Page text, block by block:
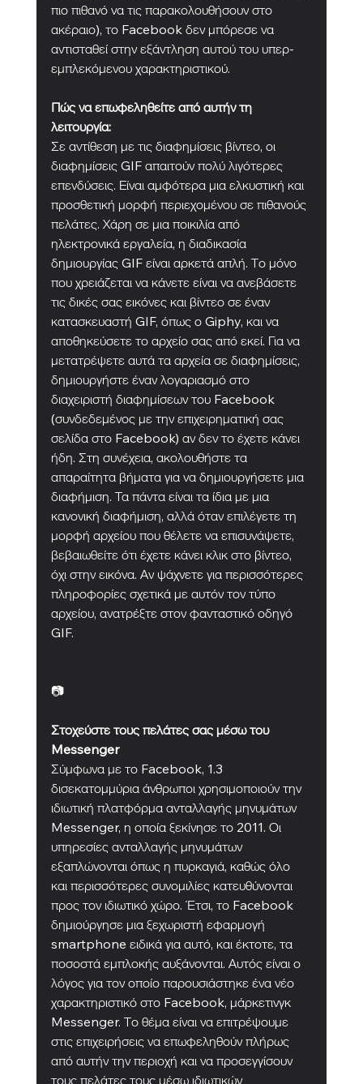
πιο πιθανό να τις παρακολουθήσουν στο
ακέραιο), το Facebook δεν μπόρεσε να
αντισταθεί στην εξάντληση αυτού του υπερ-
εμπλεκόμενου χαρακτηριστικού.
Πώς να επωφεληθείτε από αυτήν τη
λειτουργία:
Σε αντίθεση με τις διαφημίσεις βίντεο, οι
διαφημίσεις GIF απαιτούν πολύ λιγότερες
επενδύσεις. Είναι αμφότερα μια ελκυστική και
προσθετική μορφή περιεχομένου σε πιθανούς
πελάτες. Χάρη σε μια ποικιλία από
ηλεκτρονικά εργαλεία, η διαδικασία
δημιουργίας GIF είναι αρκετά απλή. Το μόνο
που χρειάζεται να κάνετε είναι να ανεβάσετε
τις δικές σας εικόνες και βίντεο σε έναν
κατασκευαστή GIF, όπως ο Giphy, και να
αποθηκεύσετε το αρχείο σας από εκεί. Για να
μετατρέψετε αυτά τα αρχεία σε διαφημίσεις,
δημιουργήστε έναν λογαριασμό στο
διαχειριστή διαφημίσεων του Facebook
(συνδεδεμένος με την επιχειρηματική σας
σελίδα στο Facebook) αν δεν το έχετε κάνει
ήδη. Στη συνέχεια, ακολουθήστε τα
απαραίτητα βήματα για να δημιουργήσετε μια
διαφήμιση. Τα πάντα είναι τα ίδια με μια
κανονική διαφήμιση, αλλά όταν επιλέγετε τη
μορφή αρχείου που θέλετε να επισυνάψετε,
βεβαιωθείτε ότι έχετε κάνει κλικ στο βίντεο,
όχι στην εικόνα. Αν ψάχνετε για περισσότερες
πληροφορίες σχετικά με αυτόν τον τύπο
αρχείου, ανατρέξτε στον φανταστικό οδηγό
GIF.
📷
Στοχεύστε τους πελάτες σας μέσω του
Messenger
Σύμφωνα με το Facebook, 1.3
δισεκατομμύρια άνθρωποι χρησιμοποιούν την
ιδιωτική πλατφόρμα ανταλλαγής μηνυμάτων
Messenger, η οποία ξεκίνησε το 2011. Οι
υπηρεσίες ανταλλαγής μηνυμάτων
εξαπλώνονται όπως η πυρκαγιά, καθώς όλο
και περισσότερες συνομιλίες κατευθύνονται
προς τον ιδιωτικό χώρο. Έτσι, το Facebook
δημιούργησε μια ξεχωριστή εφαρμογή
smartphone ειδικά για αυτό, και έκτοτε, τα
ποσοστά εμπλοκής αυξάνονται. Αυτός είναι ο
λόγος για τον οποίο παρουσιάστηκε ένα νέο
χαρακτηριστικό στο Facebook, μάρκετινγκ
Messenger. Το θέμα είναι να επιτρέψουμε
στις επιχειρήσεις να επωφεληθούν πλήρως
από αυτήν την περιοχή και να προσεγγίσουν
τους πελάτες τους μέσω ιδιωτικών